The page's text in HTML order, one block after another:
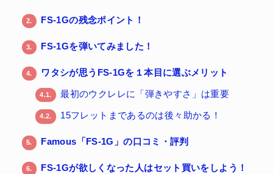
2. FS-1Gの残念ポイント！
3. FS-1Gを弾いてみました！
4. ワタシが思うFS-1Gを１本目に選ぶメリット
4.1. 最初のウクレレに「弾きやすさ」は重要
4.2. 15フレットまであるのは後々助かる！
5. Famous「FS-1G」の口コミ・評判
6. FS-1Gが欲しくなった人はセット買いをしよう！